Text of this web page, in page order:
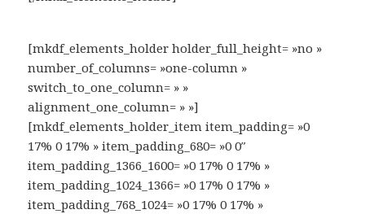
[mkdf_elements_holder holder_full_height= »no »
number_of_columns= »one-column »
switch_to_one_column= » »
alignment_one_column= » »]
[mkdf_elements_holder_item item_padding= »0
17% 0 17% » item_padding_680= »0 0″
item_padding_1366_1600= »0 17% 0 17% »
item_padding_1024_1366= »0 17% 0 17% »
item_padding_768_1024= »0 17% 0 17% »